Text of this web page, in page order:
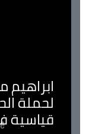
ابراهيم
لحملة
قياسية